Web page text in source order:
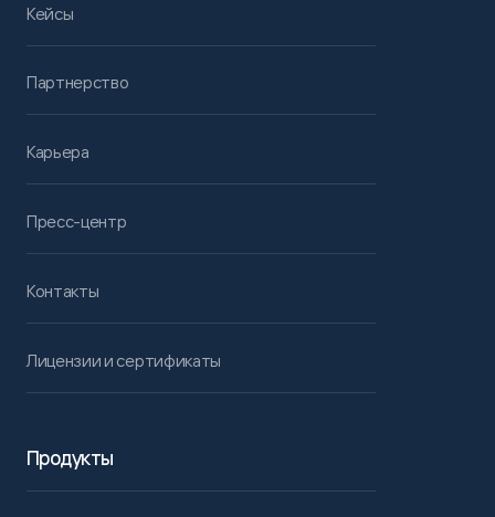
Кейсы
Партнерство
Карьера
Пресс-центр
Контакты
Лицензии и сертификаты
Продукты